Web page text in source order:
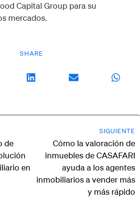
SHARE
Capital Group para su
mercados.
de
en
SIGUIENTE
Cómo la valoración de
inmuebles de CASAFARI
ayuda a los agentes
inmobiliarios a vender más
y más rápido